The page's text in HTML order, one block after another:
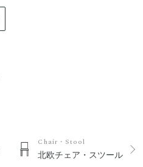
Chair・Stool
北欧チェア・スツール